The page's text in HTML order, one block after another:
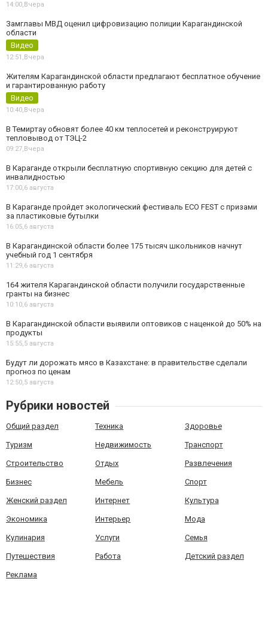
14:00, Вчера
Замглавы МВД оценил цифровизацию полиции Карагандинской
области
Видео
12:51, Вчера
Жителям Карагандинской области предлагают бесплатное обучение
и гарантированную работу
Видео
10:40, Вчера
В Темиртау обновят более 40 км теплосетей и реконструируют
тепловывод от ТЭЦ-2
09:27, Вчера
В Караганде открыли бесплатную спортивную секцию для детей с
инвалидностью
17:00,6 августа
В Караганде пройдет экологический фестиваль ECO FEST с призами
за пластиковые бутылки
16:05,6 августа
В Карагандинской области более 175 тысяч школьников начнут
учебный год 1 сентября
11:29,6 августа
164 жителя Карагандинской области получили государственные
гранты на бизнес
10:10,6 августа
В Карагандинской области выявили оптовиков с наценкой до 50% на
продукты
15:55,5 августа
Будут ли дорожать мясо в Казахстане: в правительстве сделали
прогноз по ценам
12:50,5 августа
Рубрики новостей
Общий раздел Техника Здоровье
Туризм Недвижимость Транспорт
Строительство Отдых Развлечения
Бизнес Мебель Спорт
Женский раздел Интернет Культура
Экономика Интерьер Мода
Кулинария Услуги Семья
Путешествия Работа Детский раздел
Реклама